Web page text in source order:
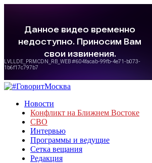
Новости
Конфликт на Ближнем Востоке
СВО
Интервью
Программы и ведущие
Сетка вещания
Редакция